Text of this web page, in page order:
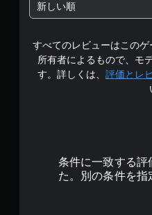
新しい順
すべてのレビューはこの
所有者によるもので、モ
す。詳しくは、 評価とレ
条件に一致する評
た。別の条件を指